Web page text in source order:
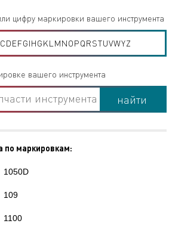
цифру маркировки вашего инструмента
CDEFGIHGKL MNOPQRSTUVWYZ
вашего инструмента
по маркировкам:
1050D
109
1100